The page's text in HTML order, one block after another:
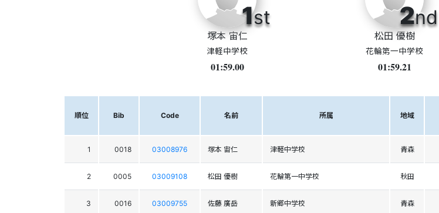
1st
塚本 宙仁
津軽中学校
01:59.00
2nd
松田 優樹
花輪第一中学校
01:59.21
順位 Bib Code 名前 所属 地域
1 0018 03008976 塚本 宙仁 津軽中学校 青森
2 0005 03009108 松田 優樹 花輪第一中学校 秋田
3 0016 03009755 佐藤 廣岳 新郷中学校 青森